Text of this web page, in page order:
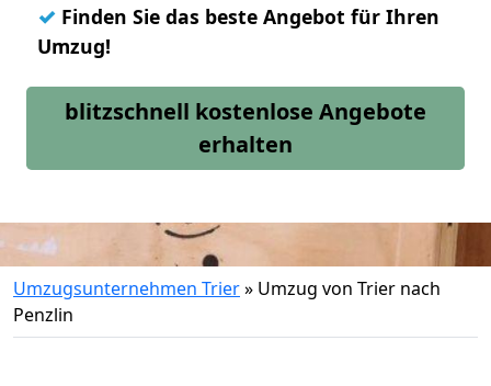
✓ Finden Sie das beste Angebot für Ihren
Umzug!
blitzschnell kostenlose Angebote
erhalten
Umzugsunternehmen Trier» Umzug von Trier nach
Penzlin